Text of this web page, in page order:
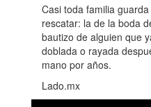
Casi toda familia
rescatar: la de la boda
bautizo de alguien que
doblada o rayada
mano por años.
Lado.mx